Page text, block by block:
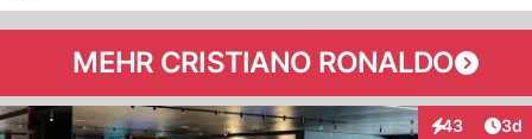
MEHR CRISTIANO RONALDO
43
Interaktionen
3d